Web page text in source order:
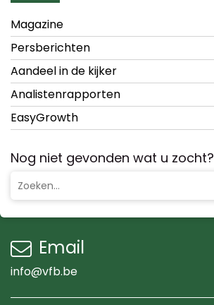
Magazine
Persberichten
Aandeel in de kijker
Analistenrapporten
EasyGrowth
Nog niet gevonden wat u zocht?
Email
info@vfb.be